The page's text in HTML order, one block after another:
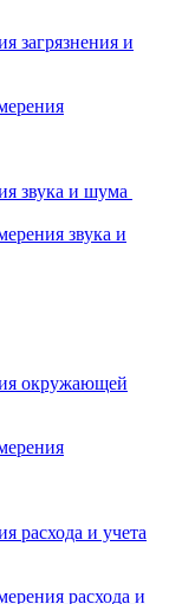
загрязнения и
звука и шума
звука и
окружающей
расхода и учета
расхода и